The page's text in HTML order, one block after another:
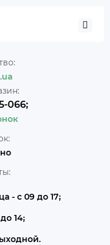
066;
- с 09 до 17;
- с 10 до 14;